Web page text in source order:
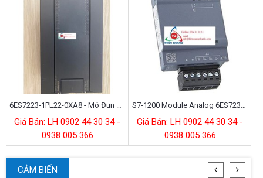
Giá Bán: LH 0902 44 30 34 -
0938 005 366
Giá Bán: LH 0902 44 30 34 -
0938 005 366
CẢM BIẾN